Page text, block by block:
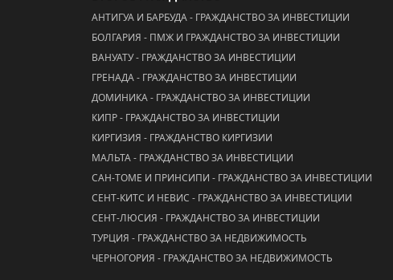
АНТИГУА И БАРБУДА - ГРАЖДАНСТВО ЗА ИНВЕСТИЦИИ
БОЛГАРИЯ - ПМЖ И ГРАЖДАНСТВО ЗА ИНВЕСТИЦИИ
ВАНУАТУ - ГРАЖДАНСТВО ЗА ИНВЕСТИЦИИ
ГРЕНАДА - ГРАЖДАНСТВО ЗА ИНВЕСТИЦИИ
ДОМИНИКА - ГРАЖДАНСТВО ЗА ИНВЕСТИЦИИ
КИПР - ГРАЖДАНСТВО ЗА ИНВЕСТИЦИИ
КИРГИЗИЯ - ГРАЖДАНСТВО КИРГИЗИИ
МАЛЬТА - ГРАЖДАНСТВО ЗА ИНВЕСТИЦИИ
САН-ТОМЕ И ПРИНСИПИ - ГРАЖДАНСТВО ЗА ИНВЕСТИЦИИ
СЕНТ-КИТС И НЕВИС - ГРАЖДАНСТВО ЗА ИНВЕСТИЦИИ
СЕНТ-ЛЮСИЯ - ГРАЖДАНСТВО ЗА ИНВЕСТИЦИИ
ТУРЦИЯ - ГРАЖДАНСТВО ЗА НЕДВИЖИМОСТЬ
ЧЕРНОГОРИЯ - ГРАЖДАНСТВО ЗА НЕДВИЖИМОСТЬ